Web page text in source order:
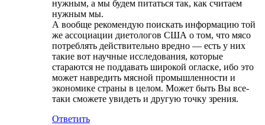
нужным, а мы будем питаться так, как считаем
нужным мы.
А вообще рекомендую поискать информацию той
же ассоциации диетологов США о том, что мясо
потреблять действительно вредно — есть у них
такие вот научные исследования, которые
стараются не поддавать широкой огласке, ибо это
может навредить мясной промышленности и
экономике страны в целом. Может быть Вы все-
таки сможете увидеть и другую точку зрения.
Ответить